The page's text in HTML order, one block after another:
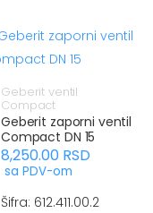
Geberit ventil
Compact
Geberit zaporni ventil
Compact DN 15
8,250.00 RSD
sa PDV-om
Šifra: 612.411.00.2